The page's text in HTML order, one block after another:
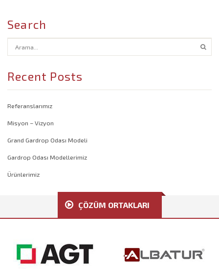
Search
Recent Posts
Referanslarımız
Misyon – Vizyon
Grand Gardrop Odası Modeli
Gardrop Odası Modellerimiz
Ürünlerimiz
ÇÖZÜM ORTAKLARI